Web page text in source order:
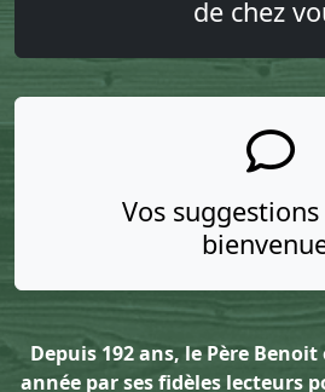
de chez
Vos
Depuis 192 ans, le Père
année par ses fidèles lecteurs